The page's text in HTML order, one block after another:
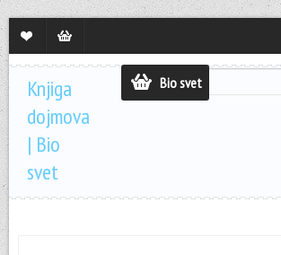
želja
korpe
Bio svet
Knjiga
dojmova
| Bio
svet